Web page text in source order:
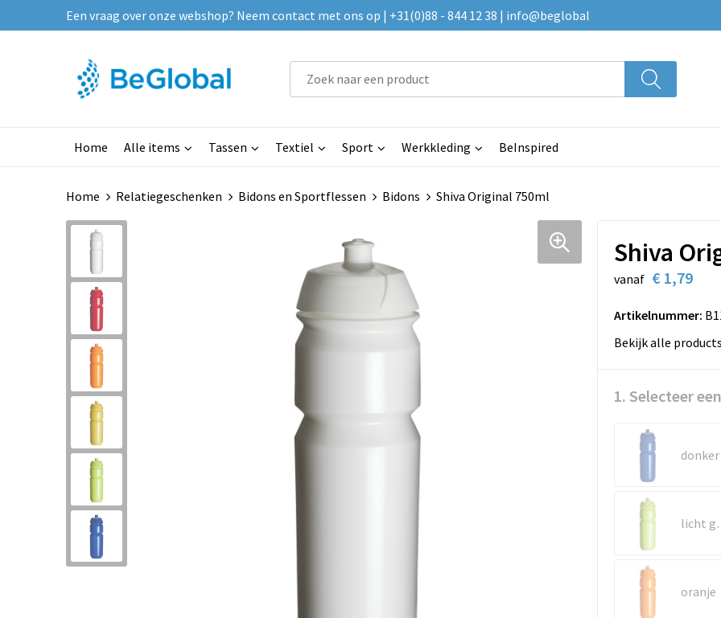
Een vraag over onze webshop? Neem contact met ons op | +31(0)88 - 844 12 38 | info@beglobal
Home Alle items Tassen Textiel Sport Werkkleding BeInspired
Home Relatiegeschenken Bidons en Sportflessen Bidons Shiva Original 750ml
Shiva
vanaf € 1,79
Artikelnummer:
Bekijk alle
1. Selecteer
oranje